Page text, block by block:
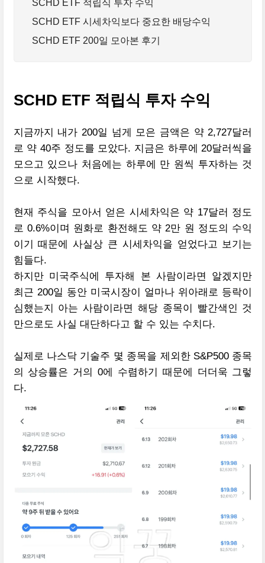
SCHD ETF 적립식 투자 수익
SCHD ETF 시세차익보다 중요한 배당수익
SCHD ETF 200일 모아본 후기
SCHD ETF 적립식 투자 수익
지금까지 내가 200일 넘게 모은 금액은 약 2,727달러
로 약 40주 정도를 모았다. 지금은 하루에 20달러씩을
모으고 있으나 처음에는 하루에 만 원씩 투자하는 것
으로 시작했다.
현재 주식을 모아서 얻은 시세차익은 약 17달러 정도
로 0.6%이며 원화로 환전해도 약 2만 원 정도의 수익
이기 때문에 사실상 큰 시세차익을 얻었다고 보기는
힘들다.
하지만 미국주식에 투자해 본 사람이라면 알겠지만
최근 200일 동안 미국시장이 얼마나 위아래로 등락이
심했는지 아는 사람이라면 해당 종목이 빨간색인 것
만으로도 사실 대단하다고 할 수 있는 수치다.
실제로 나스닥 기술주 몇 종목을 제외한 S&P500 종목
의 상승률은 거의 0에 수렴하기 때문에 더더욱 그렇
다.